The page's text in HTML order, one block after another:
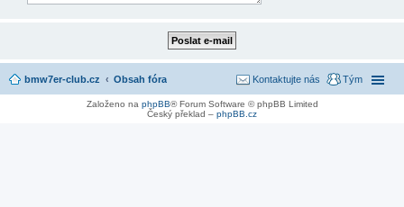
bmw7er-club.cz Obsah fóra Tým
Kontaktujte nás
Založeno na phpBB® Forum Software © phpBB Limited
Český překlad – phpBB.cz